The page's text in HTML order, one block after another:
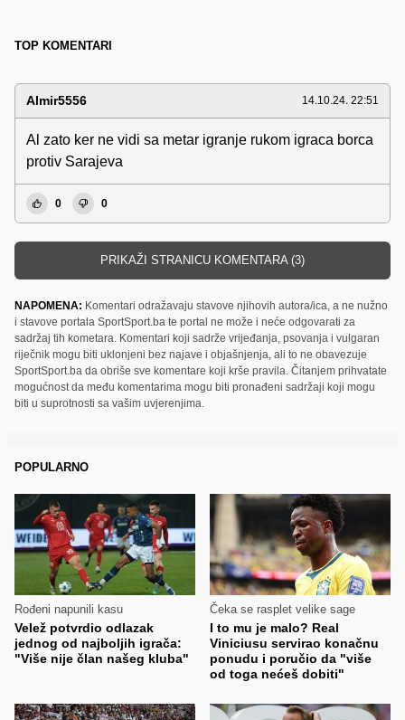
TOP KOMENTARI
Almir5556 14.10.24. 22:51
Al zato ker ne vidi sa metar igranje rukom igraca borca
protiv Sarajeva
0 0
PRIKAŽI STRANICU KOMENTARA (3)
NAPOMENA: Komentari odražavaju stavove njihovih autora/ica, a ne nužno
i stavove portala SportSport.ba te portal ne može i neće odgovarati za
sadržaj tih kometara. Komentari koji sadrže vrijeđanja, psovanja i vulgaran
riječnik mogu biti uklonjeni bez najave i objašnjenja, ali to ne obavezuje
SportSport.ba da obriše sve komentare koji krše pravila. Čitanjem prihvatate
mogućnost da među komentarima mogu biti pronađeni sadržaji koji mogu
biti u suprotnosti sa vašim uvjerenjima.
POPULARNO
Rođeni napunili kasu
Velež potvrdio odlazak
jednog od najboljih igrača:
"Više nije član našeg kluba"
Čeka se rasplet velike sage
I to mu je malo? Real
Viniciusu servirao konačnu
ponudu i poručio da "više
od toga nećeš dobiti"